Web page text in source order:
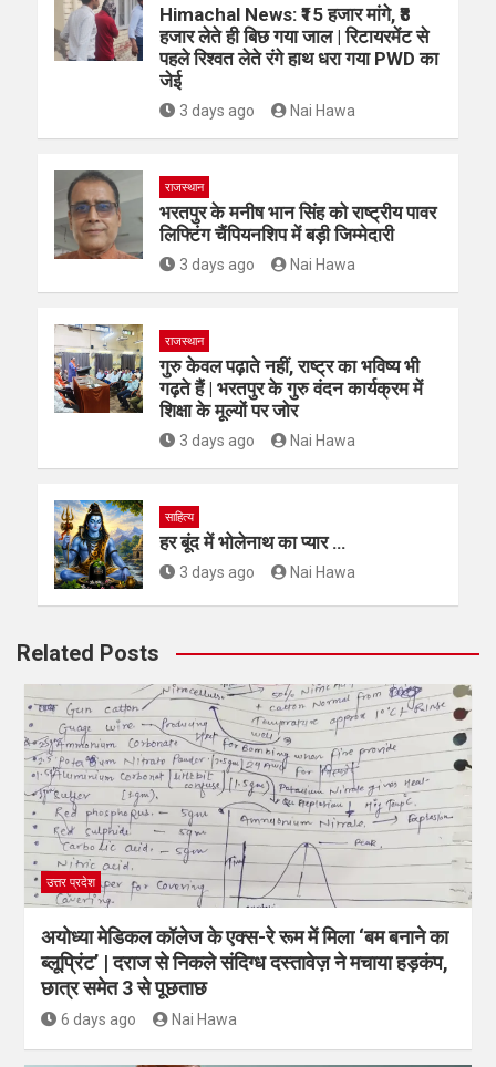
Himachal News: ₹15 हजार मांगे, ₹8
हजार लेते ही बिछ गया जाल | रिटायरमेंट से
पहले रिश्वत लेते रंगे हाथ धरा गया PWD का
जेई
3 days ago Nai Hawa
राजस्थान
भरतपुर के मनीष भान सिंह को राष्ट्रीय पावर
लिफ्टिंग चैंपियनशिप में बड़ी जिम्मेदारी
3 days ago Nai Hawa
राजस्थान
गुरु केवल पढ़ाते नहीं, राष्ट्र का भविष्य भी
गढ़ते हैं | भरतपुर के गुरु वंदन कार्यक्रम में
शिक्षा के मूल्यों पर जोर
3 days ago Nai Hawa
साहित्य
हर बूंद में भोलेनाथ का प्यार …
3 days ago Nai Hawa
Related Posts
उत्तर प्रदेश
अयोध्या मेडिकल कॉलेज के एक्स-रे रूम में मिला ‘बम बनाने का
ब्लूप्रिंट’ | दराज से निकले संदिग्ध दस्तावेज़ ने मचाया हड़कंप,
छात्र समेत 3 से पूछताछ
6 days ago Nai Hawa